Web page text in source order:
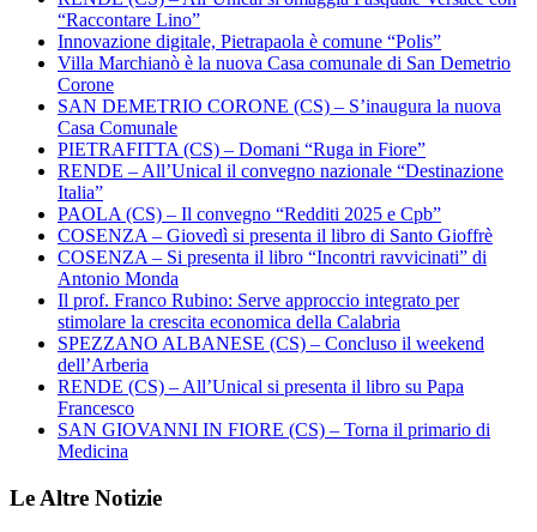
“Raccontare Lino”
Innovazione digitale, Pietrapaola è comune “Polis”
Villa Marchianò è la nuova Casa comunale di San Demetrio
Corone
SAN DEMETRIO CORONE (CS) – S’inaugura la nuova
Casa Comunale
PIETRAFITTA (CS) – Domani “Ruga in Fiore”
RENDE – All’Unical il convegno nazionale “Destinazione
Italia”
PAOLA (CS) – Il convegno “Redditi 2025 e Cpb”
COSENZA – Giovedì si presenta il libro di Santo Gioffrè
COSENZA – Si presenta il libro “Incontri ravvicinati” di
Antonio Monda
Il prof. Franco Rubino: Serve approccio integrato per
stimolare la crescita economica della Calabria
SPEZZANO ALBANESE (CS) – Concluso il weekend
dell’Arberia
RENDE (CS) – All’Unical si presenta il libro su Papa
Francesco
SAN GIOVANNI IN FIORE (CS) – Torna il primario di
Medicina
Le Altre Notizie